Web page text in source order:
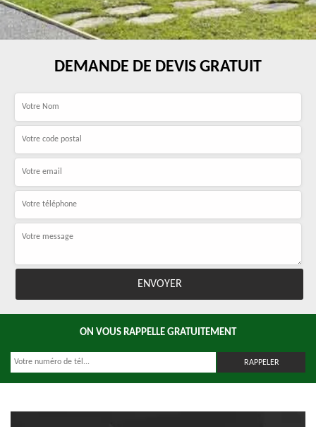
DEMANDE DE DEVIS GRATUIT
ON VOUS RAPPELLE GRATUITEMENT